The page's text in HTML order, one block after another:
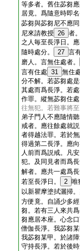
等多者。舊住苾芻
居竟。爲隨意時即
苾芻與苾芻尼不應
尼來請教授 26 者
之人毎至長淨日。
隨時處分。
27 言
磨人。言無住處者。
言有住處 31 無住
分不解。若苾芻處
其處而爲長淨。若
作罪。縱無苾芻住
往無犯。若難事將
弟子門人不應隨情
戒者。應往餘處就
者得越法罪。若於
得過第二長淨。應
人前而爲説戒。凡
犯。及同見者而爲
解者。應共一處爲
若至長淨日。
2 唯
以新瞿摩塗拭灑掃
方便竟。自誦少多
芻。若有三人來共
芻應居本座。心念
僧伽長淨。我苾芻
我苾芻某甲。於諸
守持長淨。若於後